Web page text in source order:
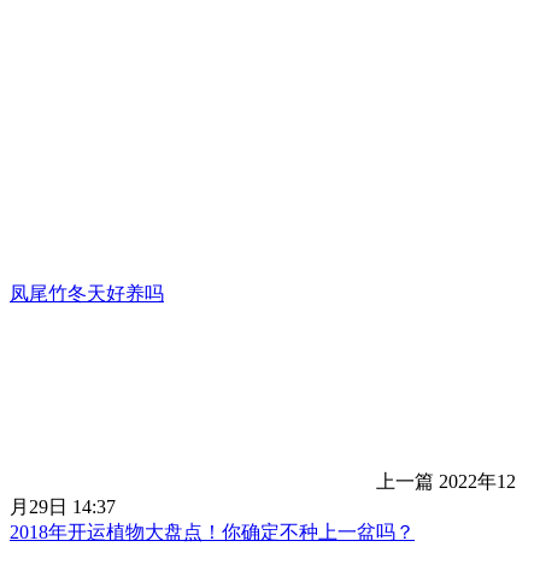
凤尾竹冬天好养吗
上一篇 2022年12
月29日 14:37
2018年开运植物大盘点！你确定不种上一盆吗？